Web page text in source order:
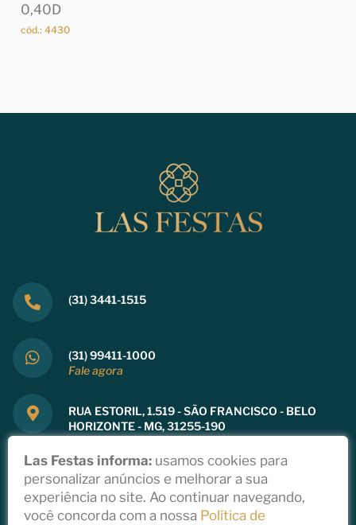
0,40D
cód.: 4430
(31) 3441-1515
(31) 99411-1000
Fale agora
RUA ESTORIL, 1.519 - SÃO FRANCISCO - BELO
HORIZONTE - MG, 31255-190
Copyright 2021
Las Festas informa: usamos cookies para
personalizar anúncios e melhorar a sua
experiência no site. Ao continuar navegando,
você concorda com a nossa Política de